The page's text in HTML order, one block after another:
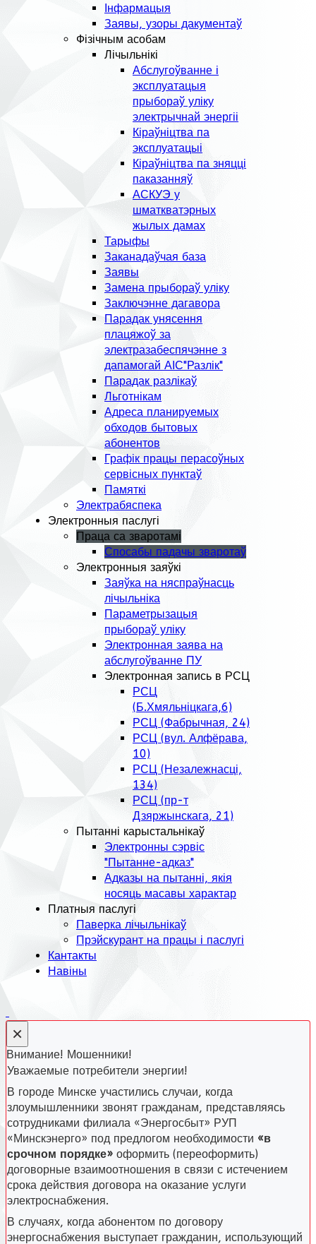
Інфармацыя
Заявы, узоры дакументаў
Фізічным асобам
Лічыльнікі
Абслугоўванне і
эксплуатацыя
прыбораў уліку
электрычнай энергіі
Кіраўніцтва па
эксплуатацыі
Кіраўніцтва па зняцці
паказанняў
АСКУЭ у
шматкватэрных
жылых дамах
Тарыфы
Заканадаўчая база
Заявы
Замена прыбораў уліку
Заключэнне дагавора
Парадак унясення
плацяжоў за
электразабеспячэнне з
дапамогай АІС"Разлік"
Парадак разлікаў
Льготнікам
Адреса планируемых
обходов бытовых
абонентов
Графік працы перасоўных
сервісных пунктаў
Памяткі
Электрабяспека
Электронныя паслугі
Праца са зваротамі
Спосабы падачы зваротаў
Электронныя заяўкі
Заяўка на няспраўнасць
лічыльніка
Параметрызацыя
прыбораў уліку
Электронная заява на
абслугоўванне ПУ
Электронная запись в РСЦ
РСЦ
(Б.Хмяльніцкага,6)
РСЦ (Фабрычная, 24)
РСЦ (вул. Алфёрава,
10)
РСЦ (Незалежнасці,
134)
РСЦ (пр-т
Дзяржынскага, 21)
Пытанні карыстальнікаў
Электронны сэрвіс
"Пытанне-адказ"
Адказы на пытанні, якія
носяць масавы характар
Платныя паслугі
Паверка лічыльнікаў
Прэйскурант на працы і паслугі
Кантакты
Навіны
×
Внимание! Мошенники!
Уважаемые потребители энергии!
В городе Минске участились случаи, когда
злоумышленники звонят гражданам, представляясь
сотрудниками филиала «Энергосбыт» РУП
«Минскэнерго» под предлогом необходимости «в
срочном порядке» оформить (переоформить)
договорные взаимоотношения в связи с истечением
срока действия договора на оказание услуги
электроснабжения.
В случаях, когда абонентом по договору
энергоснабжения выступает гражданин, использующий